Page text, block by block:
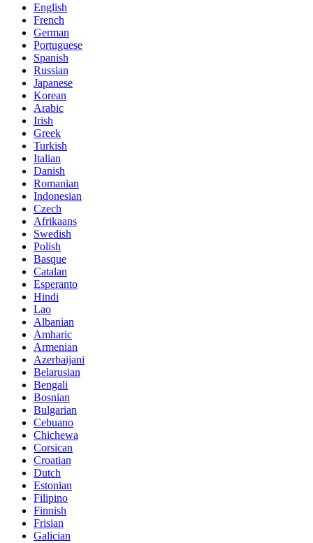
English
French
German
Portuguese
Spanish
Russian
Japanese
Korean
Arabic
Irish
Greek
Turkish
Italian
Danish
Romanian
Indonesian
Czech
Afrikaans
Swedish
Polish
Basque
Catalan
Esperanto
Hindi
Lao
Albanian
Amharic
Armenian
Azerbaijani
Belarusian
Bengali
Bosnian
Bulgarian
Cebuano
Chichewa
Corsican
Croatian
Dutch
Estonian
Filipino
Finnish
Frisian
Galician